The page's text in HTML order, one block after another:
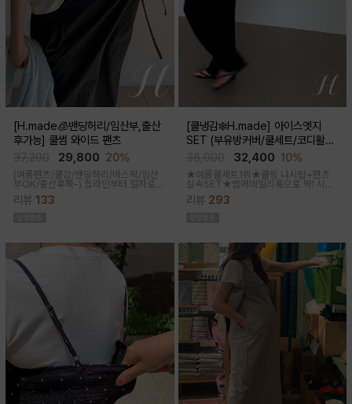
[H.made🧊밴딩허리/임산부,출산
후가능] 쿨썸 와이드 팬츠
29,800 20%
(여름팬츠/쿨감/밴딩허리/바스락/임산
부OK/출산후쭉-) 힙라인부터 일자로
툭-하고 떨어지는 와이드라인으로 체형
이 크게 드러나지않아요 데일리룩으로
리뷰 133
[쿨냉감❄️H.made] 아이스엣지
SET (부유방커버/쿨세트/코디활용
굿/출근룩,데일리룩)
32,400 10%
★여름쿨세트1위★쿨링 나시탑+팬츠
실속SET★썸머데일리룩으로 딱! 시원
한 감촉에 신축성 좋고 통기성쿨링원단
으로 한여름까지 가뿐하게~!
리뷰 293